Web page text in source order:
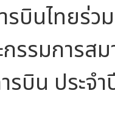
รบินไทยร่วม
รรมการส
รบิน ประจำ